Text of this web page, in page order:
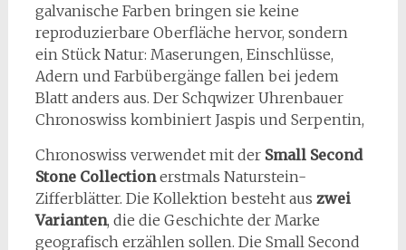
galvanische Farben bringen sie keine
reproduzierbare Oberfläche hervor, sondern
ein Stück Natur: Maserungen, Einschlüsse,
Adern und Farbübergänge fallen bei jedem
Blatt anders aus. Der Schqwizer Uhrenbauer
Chronoswiss kombiniert Jaspis und Serpentin,
Chronoswiss verwendet mit der Small Second
Stone Collectionerstmals Naturstein-
Zifferblätter. Die Kollektion besteht aus zwei
Varianten, die die Geschichte der Marke
geografisch erzählen sollen. Die Small Second